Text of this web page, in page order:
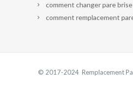
comment changer pare brise
comment remplacement
© 2017-2024 Remplacement